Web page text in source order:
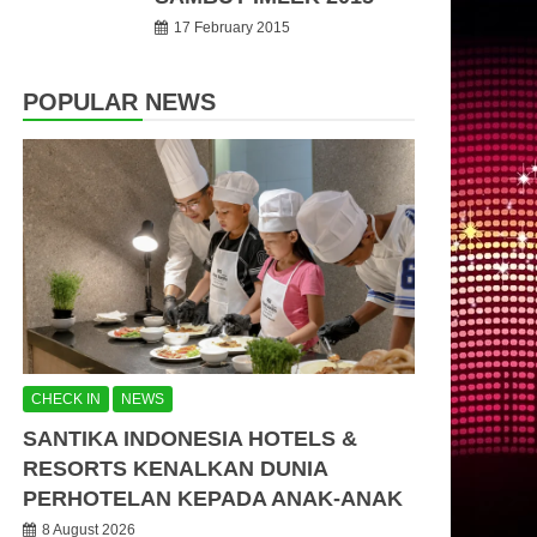
17 February 2015
POPULAR NEWS
CHECK IN NEWS
SANTIKA INDONESIA HOTELS &
RESORTS KENALKAN DUNIA
PERHOTELAN KEPADA ANAK-ANAK
8 August 2026